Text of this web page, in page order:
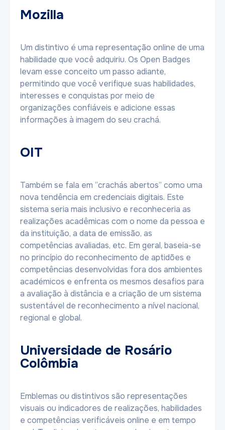
Mozilla
Um distintivo é uma representação online de uma
habilidade que você adquiriu. Os Open Badges
levam esse conceito um passo adiante,
permitindo que você verifique suas habilidades,
interesses e conquistas por meio de
organizações confiáveis ​​e adicione essas
informações à imagem do seu crachá.
OIT
Também se fala em “crachás abertos” como uma
nova tendência em credenciais digitais. Este
sistema seria mais inclusivo e reconheceria as
realizações acadêmicas com o nome da pessoa e
da instituição, a data de emissão, as
competências avaliadas, etc. Em geral, baseia-se
no princípio do reconhecimento de aptidões e
competências desenvolvidas fora dos ambientes
académicos e enfrenta os mesmos desafios para
a avaliação à distância e a criação de um sistema
sustentável de reconhecimento a nível nacional,
regional e global.
Universidade de Rosário
Colômbia
Emblemas ou distintivos são representações
visuais ou indicadores de realizações, habilidades
e competências verificáveis ​​online e em tempo